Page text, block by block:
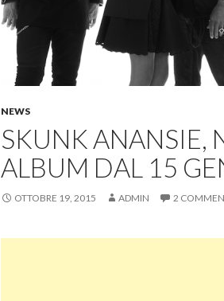
NEWS
SKUNK ANANSIE,
ALBUM DAL 15
OTTOBRE 19, 2015 ADMIN 2